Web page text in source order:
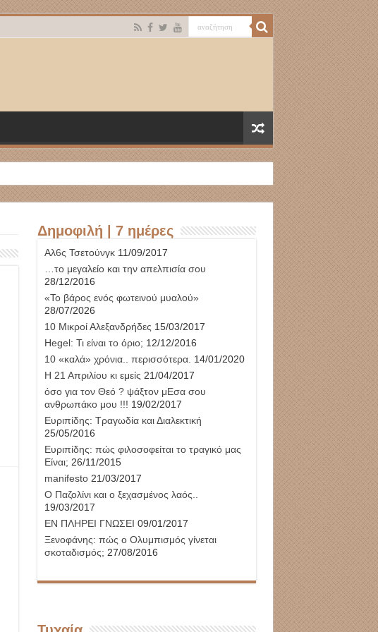
Δημοφιλή | 7 ημέρες
Αλ6ς Τσετούνγκ11/09/2017
…το μεγαλείο και την απελπισία σου
28/12/2016
«Το βάρος ενός φωτεινού μυαλού»
28/07/2026
10 Μικροί Αλεξανδρήδες 15/03/2017
Hegel: Τι είναι το όριο; 12/12/2016
10 «καλά» χρόνια.. περισσότερα. 14/01/2020
Η 21 Απριλίου κι εμείς 21/04/2017
όσο για τον Θεό ? ψάξτον μΕσα σου
ανθρωπάκο μου !!! 19/02/2017
Ευριπίδης: Τραγωδία και Διαλεκτική
25/05/2016
Ευριπίδης: πώς φιλοσοφείται το τραγικό μας
Είναι; 26/11/2015
manifesto21/03/2017
Ο Παζολίνι και ο ξεχασμένος λαός..
19/03/2017
ΕΝ ΠΛΗΡΕΙ ΓΝΩΣΕΙ 09/01/2017
Ξενοφάνης: πώς ο Ολυμπισμός γίνεται
σκοταδισμός; 27/08/2016